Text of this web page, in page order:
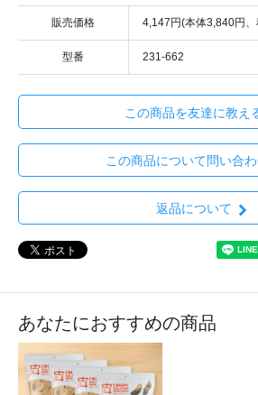
販売価格 4,147円(本体3,840円
型番 231-662
この商品を友達に教え
この商品について問い合
返品について
あなたにおすすめの商品